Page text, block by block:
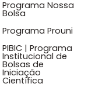
Programa Nossa
Bolsa
Programa Prouni
PIBIC | Programa
Institucional de
Bolsas de
Iniciação
Científica